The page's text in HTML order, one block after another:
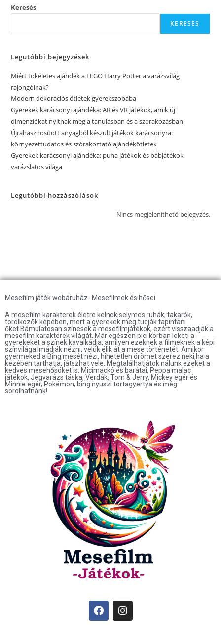
Keresés
KERESÉS
Legutóbbi bejegyzések
Miért tökéletes ajándék a LEGO Harry Potter a varázsvilág
rajongóinak?
Modern dekorációs ötletek gyerekszobába
Gyerekek karácsonyi ajándéka: AR és VR játékok, amik új
dimenziókat nyitnak meg a tanulásban és a szórakozásban
Újrahasznosított anyagból készült játékok karácsonyra:
környezettudatos és szórakoztató ajándékötletek
Gyerekek karácsonyi ajándéka: puha játékok és bábjátékok
varázslatos világa
Legutóbbi hozzászólások
Nincs megjeleníthető bejegyzés.
Mesefilm játék webáruház- Mesefilmek és hősei
A mesefilm karakterek életre kelnek selymes ruhák, takarók,
törölközők képében, mert a gyerekek meg tudják tapintani
őket.Bámulatosan színesek a mesefilmjátékok, ezért visszaadják a
mesefilm karakterek világát. Már egészen pici korban leköti a
gyerekeket a színek kavalkádja, amilyen ezeknek a filmeknek a képi
színvilága.Imádják nézni, velük élik át a mese történetét. Amikor
gyermeked a Bing mesét nézi, hihetetlen örömet szerez neki,ha a
kezében tarthatja, játszhat vele. Megtalálhatjátok nálunk ezeket a
kedves mesehősöket is: Micimackó és barátai, Peppa malac
játékok, Jégvarázs táska, Verdák, Tom & Jerry, Mickey egér és
Minnie egér, Pokémon, bing nyuszi tortagyertya és még
sorolhatnánk!